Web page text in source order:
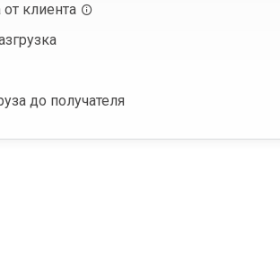
от клиента
до получателя